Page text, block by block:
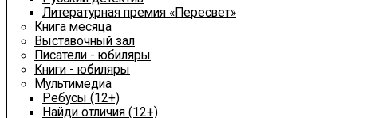
Литературная премия «Пересвет»
Книга месяца
Выставочный зал
Писатели - юбиляры
Книги - юбиляры
Мультимедиа
Ребусы (12+)
Найди отличия (12+)